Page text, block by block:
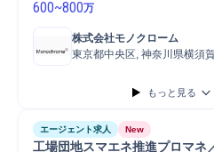
600~800万
株式会社モノクローム
東京都中央区, 神奈川県横須
もっと見る
エージェント求人 New
工場団地スマエネ推進プロマネ